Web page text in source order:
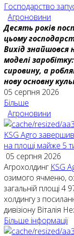
Господарство
Агроновини
Десять років
цьому
Вихід знайшовся
моделі
сировину, а
нову основну
05 серпня 2026
Більше
Агроновини
KSG Agro
на площі майже 5
05 серпня 2026
Агрохолдинг KSG
озимого ячменю,
загальній площі 4
холдингу з
дивізіону Віталія
Більше інформації